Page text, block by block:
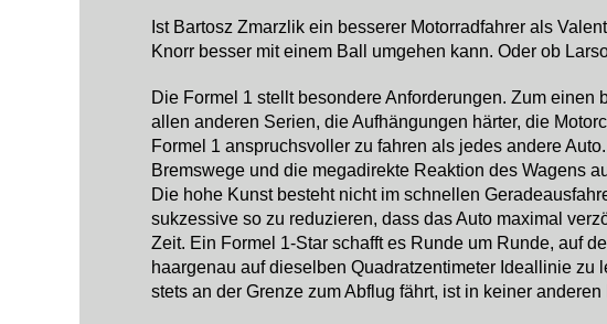
Ist Bartosz Zmarzlik ein besserer Motorradfahrer als
Knorr besser mit einem Ball umgehen kann. Oder ob
Die Formel 1 stellt besondere Anforderungen. Zum
allen anderen Serien, die Aufhängungen härter, die
Formel 1 anspruchsvoller zu fahren als jedes andere
Bremswege und die megadirekte Reaktion des Wagens
Die hohe Kunst besteht nicht im schnellen
sukzessive so zu reduzieren, dass das Auto maximal
Zeit. Ein Formel 1-Star schafft es Runde um Runde, auf
haargenau auf dieselben Quadratzentimeter Ideallinie
stets an der Grenze zum Abflug fährt, ist in keiner